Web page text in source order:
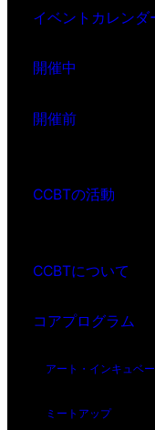
イベントカレンダ
開催中
開催前
CCBTの活動
CCBTについて
コアプログラム
アート・インキュベ
ミートアップ